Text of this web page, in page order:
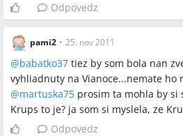
Odpovedz
pami2 • 25. nov 2011
@babatko37 tiez by som bola nan
vyhliadnuty na Vianoce...nemate ho
@martuska75 prosim ta mohla by si
Krups to je? ja som si myslela, ze
Odpovedz